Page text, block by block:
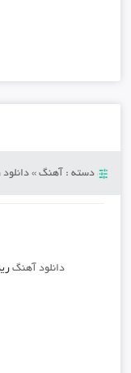
دسته : آهنگ»
دانلود آهنگ